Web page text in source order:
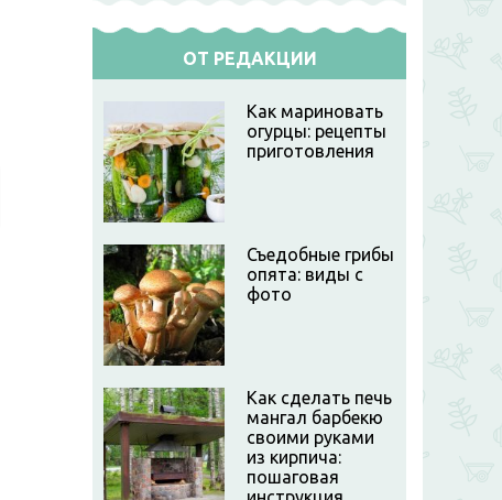
ОТ РЕДАКЦИИ
Как мариновать
огурцы: рецепты
приготовления
Съедобные грибы
опята: виды с
фото
Как сделать печь
мангал барбекю
своими руками
из кирпича:
пошаговая